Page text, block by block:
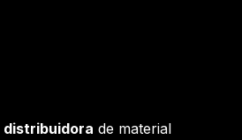
distribuidora de material